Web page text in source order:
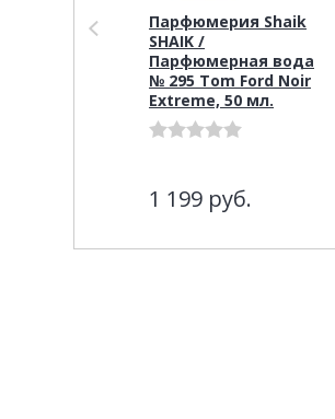
Парфюмерия Shaik
SHAIK /
Парфюмерная вода
№ 295 Tom Ford Noir
Extreme, 50 мл.
1 199 руб.